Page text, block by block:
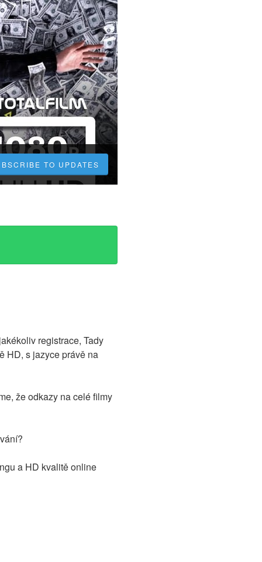
TO UPDATES
registrace, Tady
HD, s jazyce právě na
že odkazy na celé filmy
a HD kvalitě online